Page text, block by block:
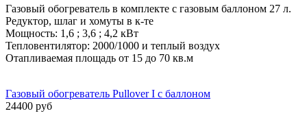
Газовый обогреватель в комплекте с газовым баллоном 27 л.
Редуктор, шлаг и хомуты в к-те
Мощность: 1,6 ; 3,6 ; 4,2 кВт
Тепловентилятор: 2000/1000 и теплый воздух
Отапливаемая площадь от 15 до 70 кв.м
Газовый обогреватель Pullover I с баллоном
24400 руб